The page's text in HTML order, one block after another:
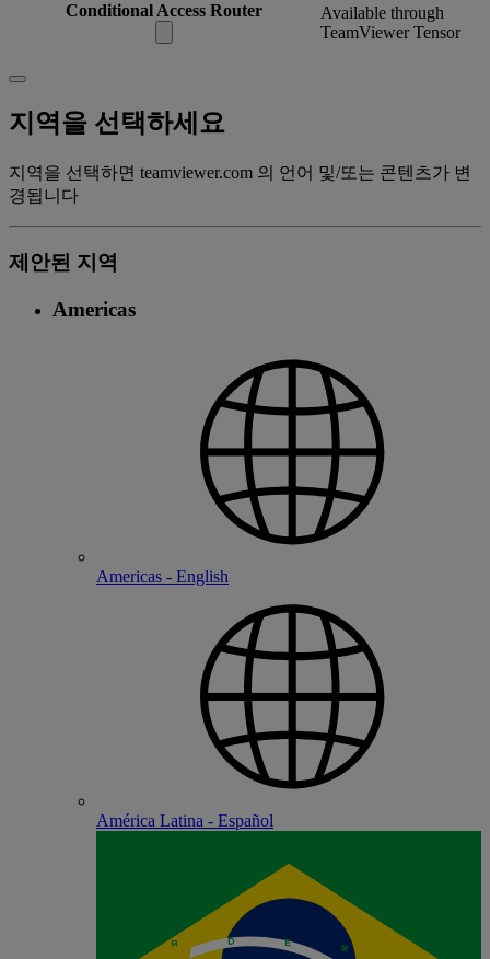
Conditional Access Router
Available through
TeamViewer Tensor
지역을 선택하세요
지역을 선택하면 teamviewer.com 의 언어 및/또는 콘텐츠가 변
경됩니다
제안된 지역
Americas
Americas - English
América Latina - Español